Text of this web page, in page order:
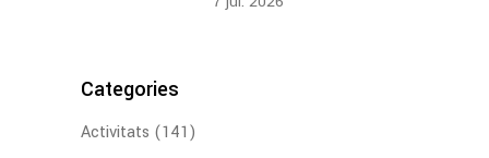
Categories
Activitats (141)